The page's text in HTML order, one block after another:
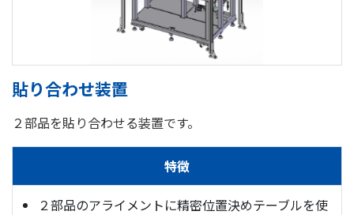
貼り合わせ装置
２部品を貼り合わせる装置です。
特徴
２部品のアライメントに精密位置決めテーブルを使